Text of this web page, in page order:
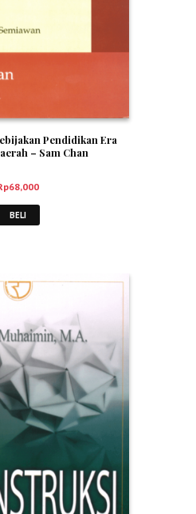
Pendidikan Era
– Sam Chan
68,000
BELI